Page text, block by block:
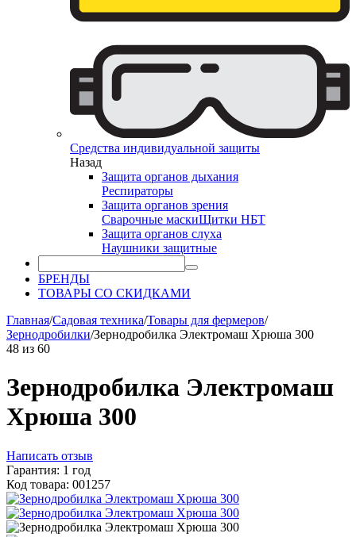
Средства индивидуальной защиты
Назад
Защита органов дыхания
Респираторы
Защита органов зрения
Сварочные маскиЩитки НБТ
Защита органов слуха
Наушники защитные
БРЕНДЫ
ТОВАРЫ СО СКИДКАМИ
Главная/Садовая техника/Товары для фермеров/
Зернодробилки/Зернодробилка Электромаш Хрюша 300
48 из 60
Зернодробилка Электромаш
Хрюша 300
Написать отзыв
Гарантия: 1 год
Код товара: 001257